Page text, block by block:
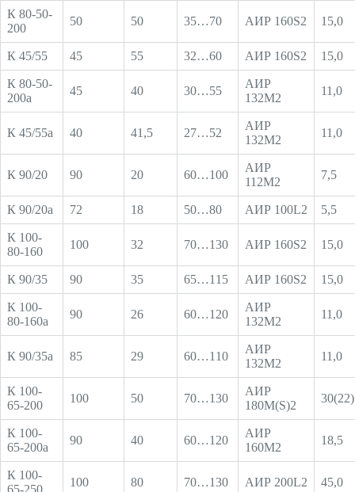
К 80-50-
200
50 50 35…70 АИР 160S2 15,0
К 45/55 45 55 32…60 АИР 160S2 15,0
К 80-50-
200а
45 40 30…55
АИР
132М2
11,0
К 45/55а 40 41,5 27…52
АИР
132М2
11,0
К 90/20 90 20 60…100
АИР
112М2
7,5
К 90/20а 72 18 50…80 АИР 100L2 5,5
К 100-
80-160
100 32 70…130 АИР 160S2 15,0
К 90/35 90 35 65…115 АИР 160S2 15,0
К 100-
80-160а
90 26 60…120
АИР
132М2
11,0
К 90/35а 85 29 60…110
АИР
132М2
11,0
К 100-
65-200
100 50 70…130
АИР
180М(S)2
30(22)
К 100-
65-200а
90 40 60…120
АИР
160М2
18,5
К 100-
65-250
100 80 70…130 АИР 200L2 45,0